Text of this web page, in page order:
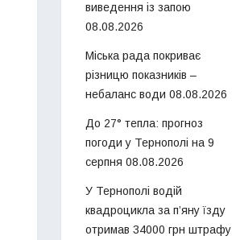
виведення із запою
08.08.2026
Міська рада покриває
різницю показників –
небаланс води 08.08.2026
До 27° тепла: прогноз
погоди у Тернополі на 9
серпня 08.08.2026
У Тернополі водій
квадроцикла за п’яну їзду
отримав 34000 грн штрафу